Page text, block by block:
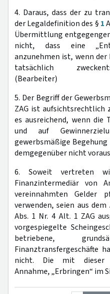
4. Daraus, dass der zu
der Legaldefinition des § 1
Übermittlung
nicht, dass eine
anzunehmen ist, wenn
tatsächlich
(Bearbeiter)
5. Der Begriff der
ZAG ist aufsichtsrechtlich
es ausreichend, wenn
und auf
gewerbsmäßige
demgegenüber nicht
6. Soweit vertreten
Finanzintermediär von
vereinnahmten Gelder
verwenden, seien aus
Abs. 1 Nr. 4 Alt. 1 ZAG
vorgespiegelte
betriebene,
Finanztransfergeschäfte
nicht. Die mit dieser
Annahme, „Erbringen“ im